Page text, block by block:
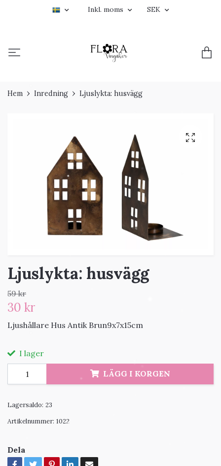
Inkl. moms SEK
Hem Inredning Ljuslykta: husvägg
Ljuslykta: husvägg
59 kr
30 kr
Ljushållare Hus Antik Brun9x7x15cm
I lager
LÄGG I KORGEN
Lagersaldo: 23
Artikelnummer: 1022
Dela